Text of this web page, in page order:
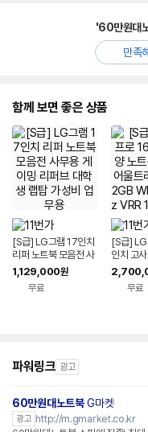
'60만원대
만족
함께 보면 좋은 상품
[S급] LG그램 17인치
리퍼 노트북 모음전 사
무용 게이밍 리퍼브 대
학생 랩탑 가성비 업무
1,129,000원
무료
[S급] LG
인치 고
퍼 코어
32GB
z VRR
무료
파워링크 광고
60만원대노트북G마켓
광고 http://m.gmarket.co.kr